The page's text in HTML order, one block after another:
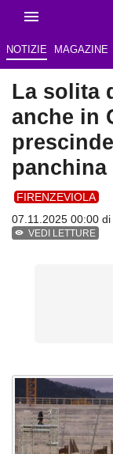
NOTIZIE MAGAZINE
La solita
anche in
panchina
FIRENZEVIOLA
07.11.2025 00:00 di
VEDI LETTURE